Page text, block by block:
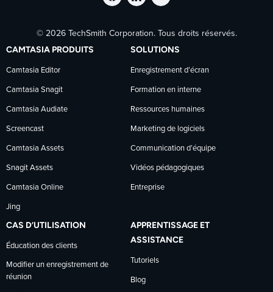
Suivre
TechSmith
sur
Facebook
Suivre
TechSmith
sur
LinkedIn
Suivre
TechSmith
sur
YouTube
© 2026 TechSmith Corporation. Tous droits réservés.
CAMTASIA PRODUITS
Camtasia Editor
Camtasia Snagit
Camtasia Audiate
Screencast
Camtasia Assets
Snagit Assets
Camtasia Online
Jing
SOLUTIONS
Enregistrement d’écran
Formation en interne
Ressources humaines
Marketing de logiciels
Communication d’équipe
Vidéos pédagogiques
Entreprise
CAS D’UTILISATION
Éducation des clients
Modifier un enregistrement de
réunion
APPRENTISSAGE ET
ASSISTANCE
Tutoriels
Blog